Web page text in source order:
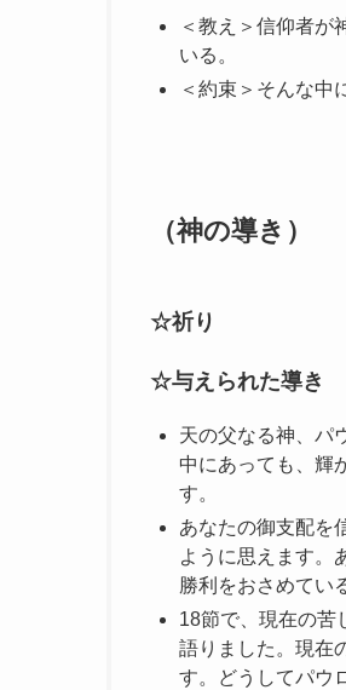
＜教え＞信仰者が
いる。
＜約束＞そんな中
（神の導き）
☆祈り
☆与えられた導き
天の父なる神、パ
中にあっても、輝
す。
あなたの御支配を
ように思えます。
勝利をおさめてい
18節で、現在の苦
語りました。現在
す。どうしてパウ